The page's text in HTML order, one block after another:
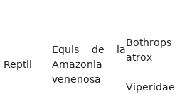
Reptil
Equis de la
Amazonia
venenosa
Bothrops
atrox
Viperidae